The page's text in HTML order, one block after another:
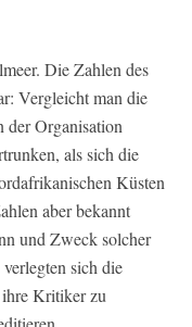
Die Zahlen des
Vergleicht man die
der Organisation
als sich die
Küsten
aber bekannt
und Zweck solcher
sich die
Kritiker zu